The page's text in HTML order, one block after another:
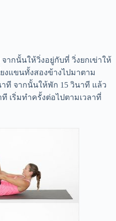
ากนั้นให้วิ่งอยู่กับที่ วิ่งยกเข่าให้
งแขนทั้งสองข้างไปมาตาม
ที จากนั้นให้พัก 15 วินาที แล้ว
เริ่มทำครั้งต่อไปตามเวลาที่